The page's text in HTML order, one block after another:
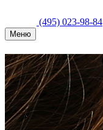
(495) 023-98-84
Меню